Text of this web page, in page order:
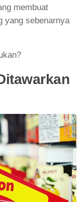
membuat
yang sebenarnya